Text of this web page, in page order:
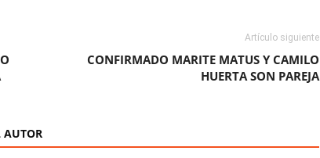
Artículo siguiente
CONFIRMADO MARITE MATUS Y CAMILO
HUERTA SON PAREJA
AUTOR